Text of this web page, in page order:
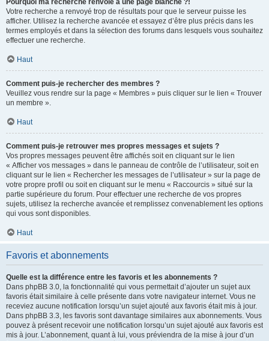
Pourquoi ma recherche renvoie à une page blanche ?!
Votre recherche a renvoyé trop de résultats pour que le serveur puisse les
afficher. Utilisez la recherche avancée et essayez d’être plus précis dans les
termes employés et dans la sélection des forums dans lesquels vous souhaitez
effectuer une recherche.
Haut
Comment puis-je rechercher des membres ?
Veuillez vous rendre sur la page « Membres » puis cliquer sur le lien « Trouver
un membre ».
Haut
Comment puis-je retrouver mes propres messages et sujets ?
Vos propres messages peuvent être affichés soit en cliquant sur le lien
« Afficher vos messages » dans le panneau de contrôle de l’utilisateur, soit en
cliquant sur le lien « Rechercher les messages de l’utilisateur » sur la page de
votre propre profil ou soit en cliquant sur le menu « Raccourcis » situé sur la
partie supérieure du forum. Pour effectuer une recherche de vos propres
sujets, utilisez la recherche avancée et remplissez convenablement les options
qui vous sont disponibles.
Haut
Favoris et abonnements
Quelle est la différence entre les favoris et les abonnements ?
Dans phpBB 3.0, la fonctionnalité qui vous permettait d’ajouter un sujet aux
favoris était similaire à celle présente dans votre navigateur internet. Vous ne
receviez aucune notification lorsqu’un sujet ajouté aux favoris était mis à jour.
Dans phpBB 3.3, les favoris sont davantage similaires aux abonnements. Vous
pouvez à présent recevoir une notification lorsqu’un sujet ajouté aux favoris est
mis à jour. L’abonnement, quant à lui, vous préviendra de la mise à jour d’un